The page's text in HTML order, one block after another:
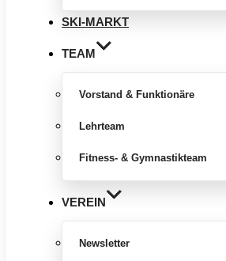
SKI-MARKT
TEAM
Vorstand & Funktionäre
Lehrteam
Fitness- & Gymnastikteam
VEREIN
Newsletter